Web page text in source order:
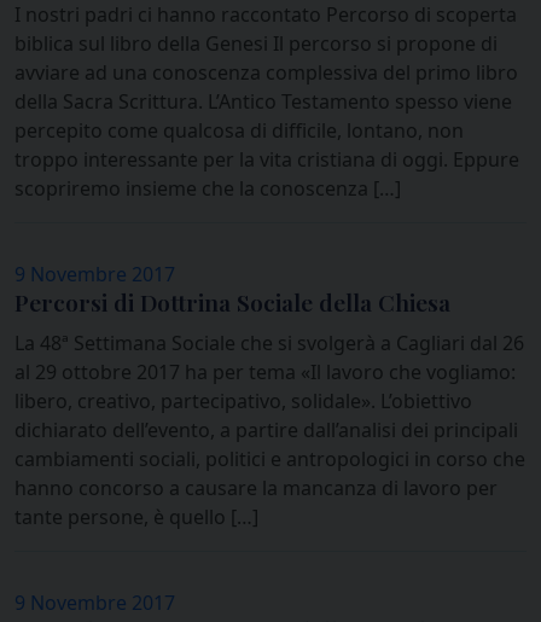
I nostri padri ci hanno raccontato Percorso di scoperta
biblica sul libro della Genesi Il percorso si propone di
avviare ad una conoscenza complessiva del primo libro
della Sacra Scrittura. L’Antico Testamento spesso viene
percepito come qualcosa di difficile, lontano, non
troppo interessante per la vita cristiana di oggi. Eppure
scopriremo insieme che la conoscenza […]
9 Novembre 2017
Percorsi di Dottrina Sociale della Chiesa
La 48ª Settimana Sociale che si svolgerà a Cagliari dal 26
al 29 ottobre 2017 ha per tema «Il lavoro che vogliamo:
libero, creativo, partecipativo, solidale». L’obiettivo
dichiarato dell’evento, a partire dall’analisi dei principali
cambiamenti sociali, politici e antropologici in corso che
hanno concorso a causare la mancanza di lavoro per
tante persone, è quello […]
9 Novembre 2017